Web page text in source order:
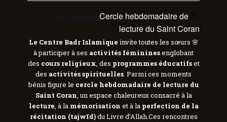
Event Series:Cercle hebdomadaire de
lecture du Saint Coran
🌸
Le Centre Badr Islamique invite toutes les sœurs
à participer à ses activités fémininesenglobant
des cours religieux, des programmes éducatifset
des activités spirituelles. Parmi ces moments
bénis figure le cercle hebdomadaire de lecture du
Saint Coran, un espace chaleureux consacré à la
lecture, à la mémorisation et à la perfection de la
récitation (tajwīd)du Livre d’Allah.Ces rencontres